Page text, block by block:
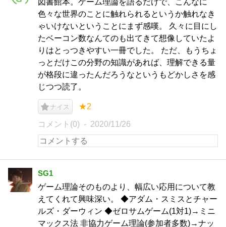
図書館本。ゲーム理論を語るだけで、こんなに
色々な世界のことに触れられるというか触れなき
ゃいけないということにまず感嘆。 久々に目にし
たベーコン数なんてのも出てきて想像していたよ
りはとっつきやすい一冊でした。 ただ、もうちょ
っとだけこの分野の知識があれば、理解できる量
が格段に違ったんだろうなというもどかしさを感
じつつ読了。
ナイス ★2
コメント(0) 2020/11/26
SG1
ゲーム理論そのものより、幅広い応用について教
えてくれて興味深い。 ◆アダム・スミスとチャー
ルズ・ダーウィン ◆ゼロサムゲーム(1対1)→ミニ
マックス法 非協力ゲーム理論(参加者多数)→ナッ